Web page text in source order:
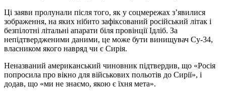
Ці заяви пролунали після того, як у соцмережах з’явилися
зображення, на яких нібито зафіксований російський літак і
безпілотні літальні апарати біля провінції Ідліб. За
непідтвердженими даними, це може бути винищувач Су-34,
власником якого навряд чи є Сирія.
Неназваний американський чиновник підтвердив, що «Росія
попросила про вікно для військових польотів до Сирії», і
додав, що «ми не знаємо, якою є їхня мета».